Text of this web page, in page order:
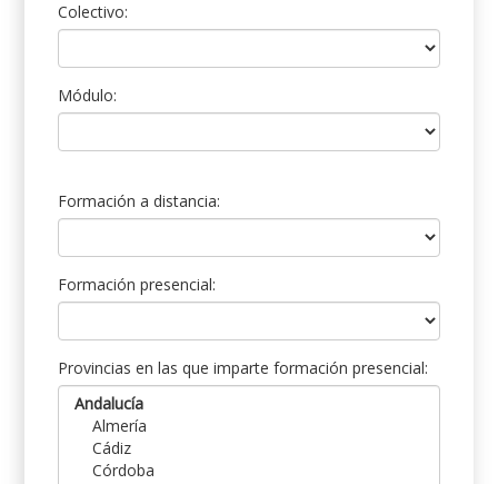
Colectivo:
Módulo:
Formación a distancia:
Formación presencial:
Provincias en las que imparte formación presencial: